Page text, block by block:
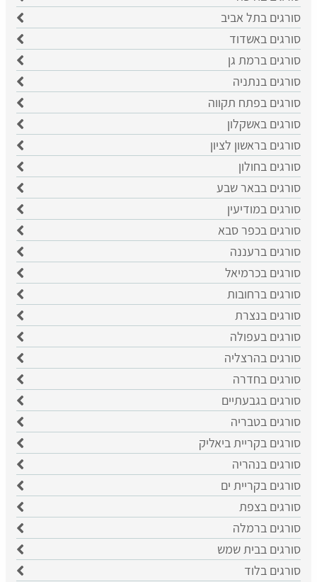
סורגים בתל אביב
סורגים באשדוד
סורגים ברמת גן
סורגים בנתניה
סורגים בפתח תקווה
סורגים באשקלון
סורגים בראשון לציון
סורגים בחולון
סורגים בבאר שבע
סורגים במודיעין
סורגים בכפר סבא
סורגים ברעננה
סורגים בכרמיאל
סורגים ברחובות
סורגים בנצרת
סורגים בעפולה
סורגים בהרצליה
סורגים בחדרה
סורגים בגבעתיים
סורגים בטבריה
סורגים בקריית ביאליק
סורגים בנהריה
סורגים בקריית ים
סורגים בצפת
סורגים ברמלה
סורגים בבית שמש
סורגים בלוד